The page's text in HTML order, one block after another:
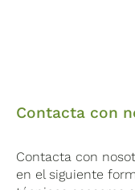
Contacta con
Contacta con
en el siguiente